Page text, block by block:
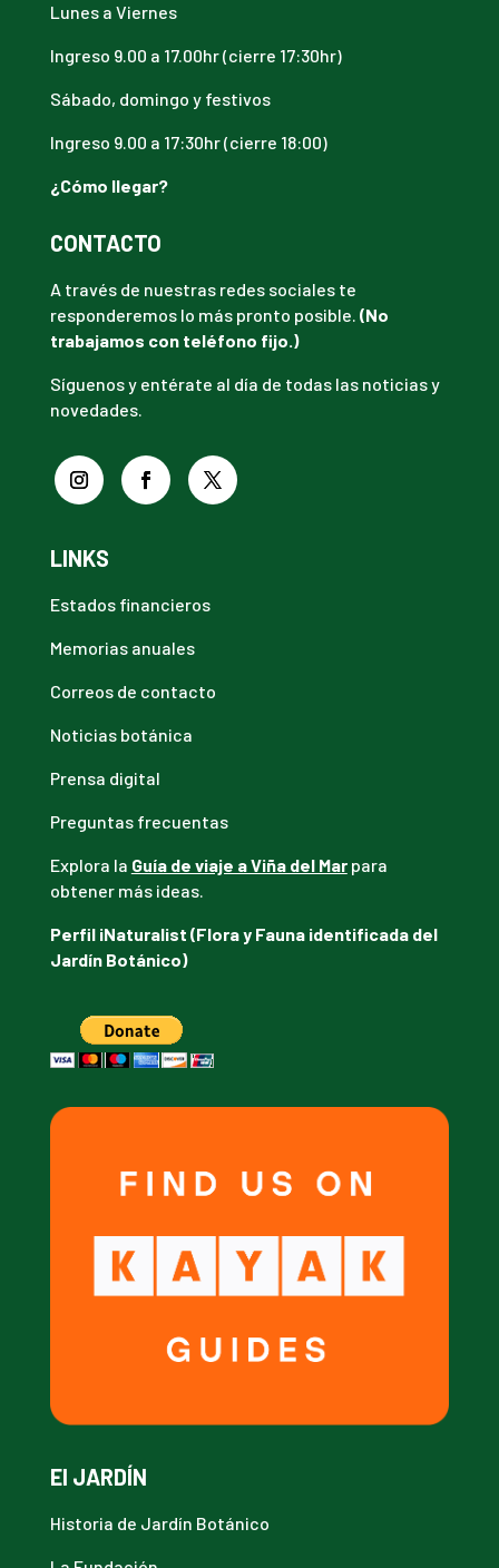
Lunes a Viernes
Ingreso 9.00 a 17.00hr (cierre 17:30hr)
Sábado, domingo y festivos
Ingreso 9.00 a 17:30hr (cierre 18:00)
¿Cómo llegar?
CONTACTO
A través de nuestras redes sociales te
responderemos lo más pronto posible. (No
trabajamos con teléfono fijo.)
Síguenos y entérate al día de todas las noticias y
novedades.
LINKS
Estados financieros
Memorias anuales
Correos de contacto
Noticias botánica
Prensa digital
Preguntas frecuentas
Explora la Guía de viaje a Viña del Marpara
obtener más ideas.
Perfil iNaturalist (Flora y Fauna identificada del
Jardín Botánico)
El JARDÍN
Historia de Jardín Botánico